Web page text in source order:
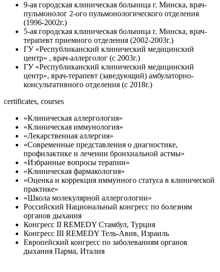
9-ая городская клиническая больница г. Минска, врач-
пульмонолог 2-ого пульмонологического отделения
(1996-2002г.)
5-ая городская клиническая больница г. Минска, врач-
терапевт приемного отделения (2002-2003г.)
ГУ «Республиканский клинический медицинский
центр» , врач-аллерголог (с 2003г.)
ГУ «Республиканский клинический медицинский
центр», врач-терапевт (заведующий) амбулаторно-
консультативного отделения (с 2018г.)
certificates, courses
«Клиническая аллергология»
«Клиническая иммунология»
«Лекарственная аллергия»
«Современные представления о диагностике,
профилактике и лечении бронхиальной астмы»
«Избранные вопросы терапии»
«Клиническая фармакология»
«Оценка и коррекция иммунного статуса в клинической
практике»
«Школа молекулярной аллергологии»
Российский Национальный конгресс по болезням
органов дыхания
Конгресс II REMEDY Стамбул, Турция
Конгресс III REMEDY Тель-Авив, Израиль
Европейский конгресс по заболеваниям органов
дыхания Парма, Италия